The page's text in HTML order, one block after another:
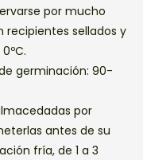
por mucho
recipientes sellados y
germinación: 90-
por
antes de su
fría, de 1 a 3